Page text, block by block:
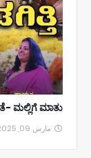
ಮಲ್ಲಿಗೆ ಮಾತು...
مارس 09, 2025